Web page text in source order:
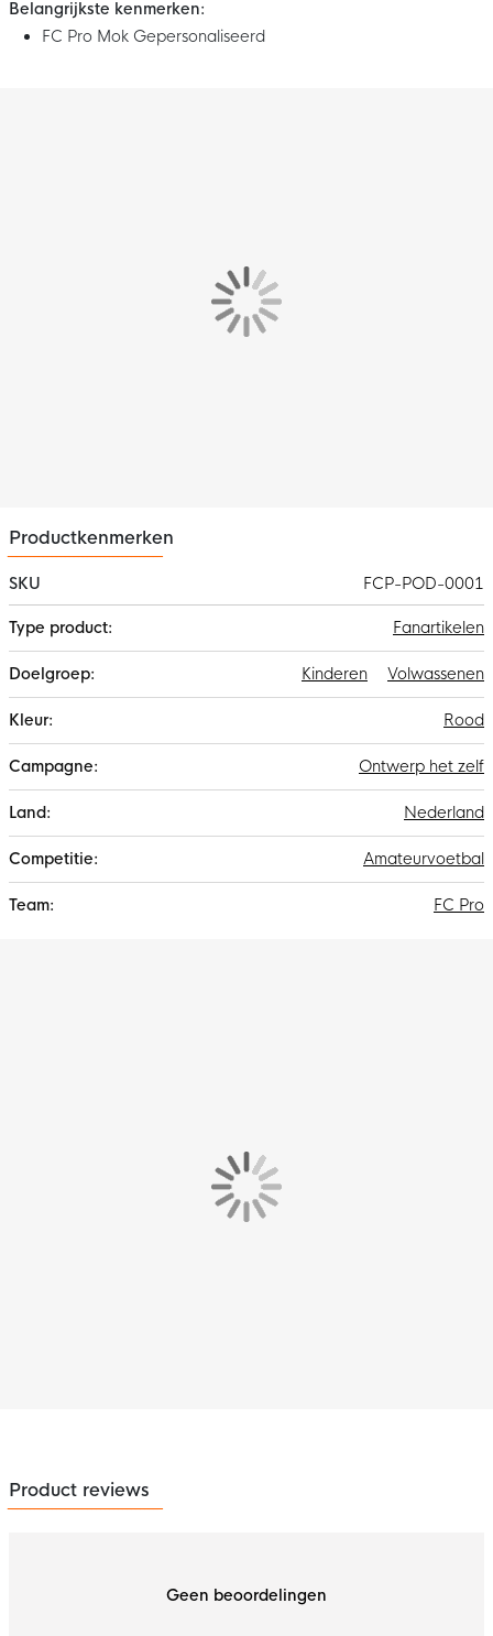
Belangrijkste kenmerken:
FC Pro Mok Gepersonaliseerd
Productkenmerken
SKU
FCP-POD-0001
informatie
Fanartikelen
Volwassenen
Kinderen
Rood
Ontwerp het zelf
Nederland
Amateurvoetbal
FC Pro
Product reviews
Geen beoordelingen